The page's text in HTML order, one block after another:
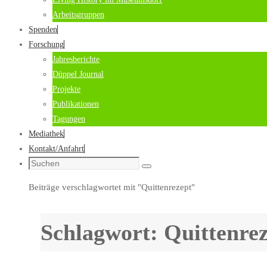
Arbeitsgruppen
Spenden
Forschung
Jahresberichte
Düppel Journal
Projekte
Publikationen
Tagungen
Mediathek
Kontakt/Anfahrt
Suche
Suchen
Start
Beiträge verschlagwortet mit "Quittenrezept"
Schlagwort: